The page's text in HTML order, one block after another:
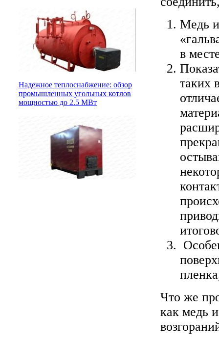
Надежное теплоснабжение: обзор
промышленных угольных котлов
мощностью до 2.5 МВт
Медь
в
таких
Что же
как медь